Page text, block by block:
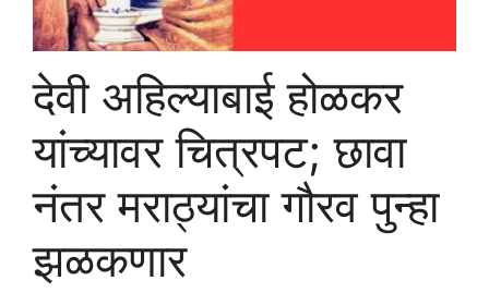
देवी अहिल्याबाई होळकर
यांच्यावर चित्रपट; छावा
नंतर मराठ्यांचा गौरव पुन्हा
झळकणार